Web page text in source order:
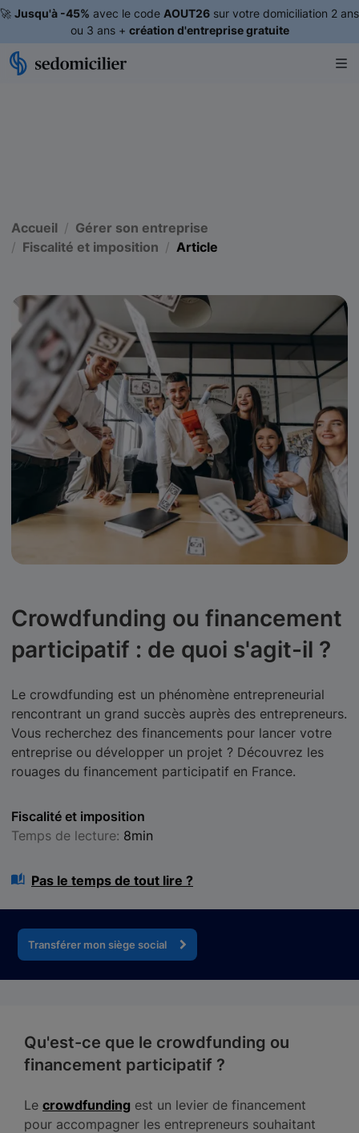
🚀 Jusqu'à -45% avec le code AOUT26 sur votre domiciliation 2 ans
ou 3 ans + création d'entreprise gratuite
Accueil
Gérer son entreprise
Fiscalité et imposition
Article
Crowdfunding ou financement
participatif : de quoi s'agit-il ?
Le crowdfunding est un phénomène entrepreneurial
rencontrant un grand succès auprès des entrepreneurs.
Vous recherchez des financements pour lancer votre
entreprise ou développer un projet ? Découvrez les
rouages du financement participatif en France.
Fiscalité et imposition
Temps de lecture: 8min
Pas le temps de tout lire ?
Transférer mon siège social
Qu'est-ce que le crowdfunding ou
financement participatif ?
Le crowdfunding est un levier de financement
pour accompagner les entrepreneurs souhaitant